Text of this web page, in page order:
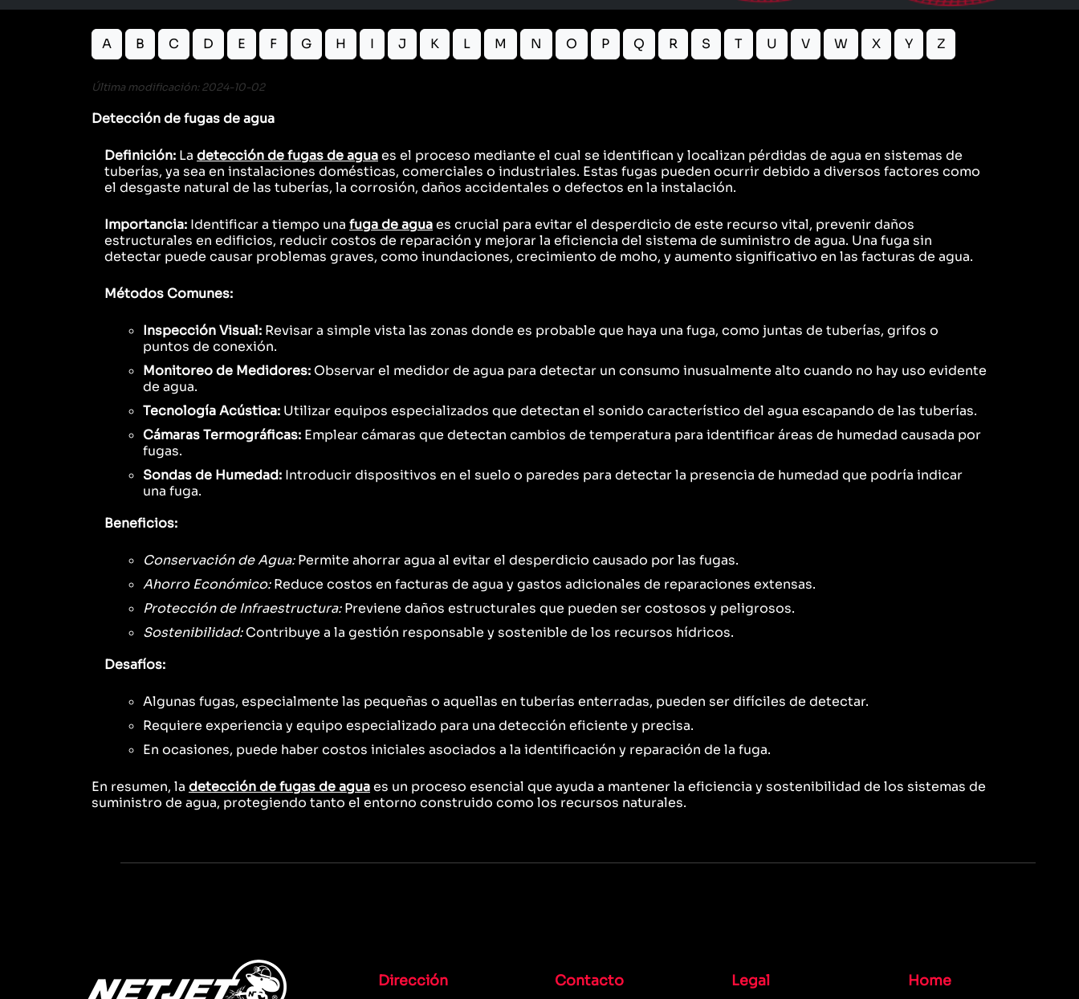
A B C D E F G H I J K L M N O P Q R S T U V W X Y Z
Última modificación: 2024-10-02
Detección de fugas de agua
Definición: La detección de fugas de aguaes el proceso mediante el cual se identifican y localizan pérdidas de agua en sistemas de
tuberías, ya sea en instalaciones domésticas, comerciales o industriales. Estas fugas pueden ocurrir debido a diversos factores como
el desgaste natural de las tuberías, la corrosión, daños accidentales o defectos en la instalación.
Importancia: Identificar a tiempo una fuga de aguaes crucial para evitar el desperdicio de este recurso vital, prevenir daños
estructurales en edificios, reducir costos de reparación y mejorar la eficiencia del sistema de suministro de agua. Una fuga sin
detectar puede causar problemas graves, como inundaciones, crecimiento de moho, y aumento significativo en las facturas de agua.
Métodos Comunes:
Inspección Visual: Revisar a simple vista las zonas donde es probable que haya una fuga, como juntas de tuberías, grifos o
puntos de conexión.
Monitoreo de Medidores: Observar el medidor de agua para detectar un consumo inusualmente alto cuando no hay uso evidente
de agua.
Tecnología Acústica: Utilizar equipos especializados que detectan el sonido característico del agua escapando de las tuberías.
Cámaras Termográficas: Emplear cámaras que detectan cambios de temperatura para identificar áreas de humedad causada por
fugas.
Sondas de Humedad: Introducir dispositivos en el suelo o paredes para detectar la presencia de humedad que podría indicar
una fuga.
Beneficios:
Conservación de Agua:Permite ahorrar agua al evitar el desperdicio causado por las fugas.
Ahorro Económico:Reduce costos en facturas de agua y gastos adicionales de reparaciones extensas.
Protección de Infraestructura:Previene daños estructurales que pueden ser costosos y peligrosos.
Sostenibilidad:Contribuye a la gestión responsable y sostenible de los recursos hídricos.
Desafíos:
Algunas fugas, especialmente las pequeñas o aquellas en tuberías enterradas, pueden ser difíciles de detectar.
Requiere experiencia y equipo especializado para una detección eficiente y precisa.
En ocasiones, puede haber costos iniciales asociados a la identificación y reparación de la fuga.
En resumen, la detección de fugas de aguaes un proceso esencial que ayuda a mantener la eficiencia y sostenibilidad de los sistemas de
suministro de agua, protegiendo tanto el entorno construido como los recursos naturales.
Dirección Contacto Legal Home